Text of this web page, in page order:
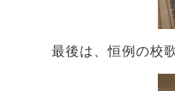
最後は、恒例の校